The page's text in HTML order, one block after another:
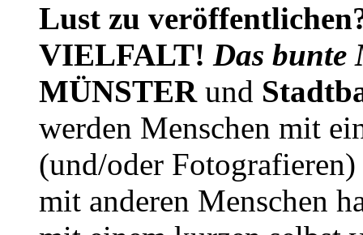
Lust zu
VIELFALT! Das bunte
MÜNSTERund
werden Menschen mit
(und/oder
mit anderen Menschen